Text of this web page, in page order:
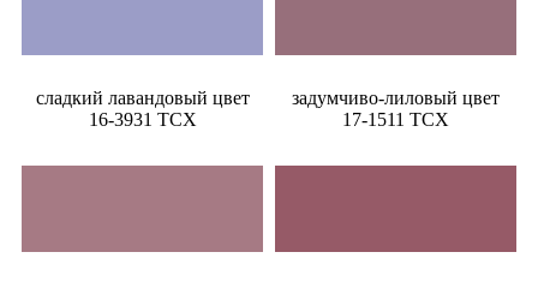
сладкий лавандовый цвет
16-3931 TCX
задумчиво-лиловый цвет
17-1511 TCX